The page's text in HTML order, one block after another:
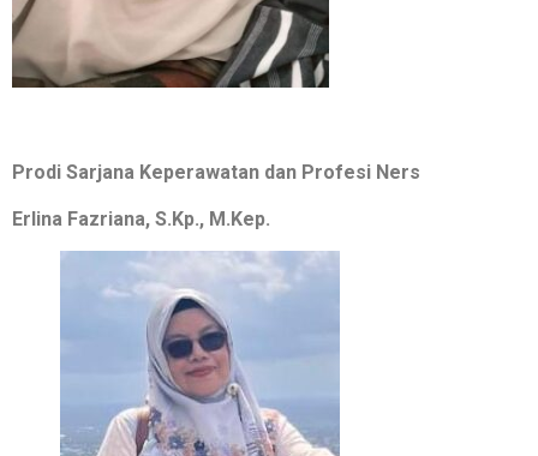
Prodi Sarjana Keperawatan dan Profesi Ners
Erlina Fazriana, S.Kp., M.Kep.